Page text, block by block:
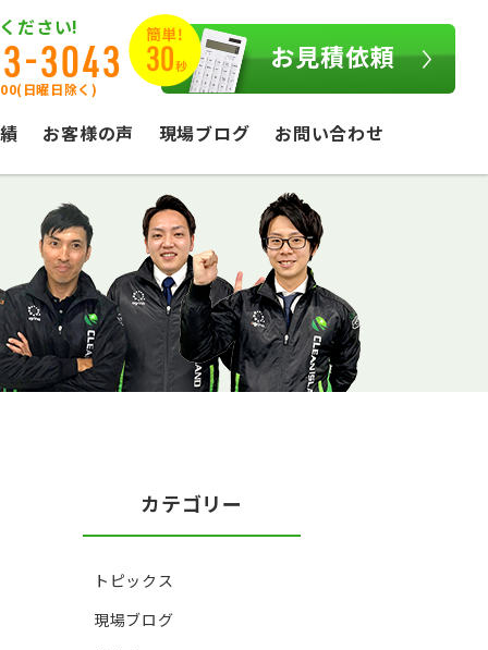
ださい!
3043
日曜日除く)
お見積依頼
お客様の声 現場ブログ お問い合わせ
カテゴリー
トピックス
現場ブログ